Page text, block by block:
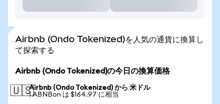
Airbnb (Ondo Tokenized)を人気の通貨に換算し
て探索する
Airbnb (Ondo Tokenized)の今日の換算価格
🇺🇸Airbnb (Ondo Tokenized) から 米ドル
1 ABNBon は $164.97 に相当